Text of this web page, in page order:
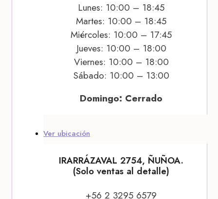
Lunes: 10:00 – 18:45
Martes: 10:00 – 18:45
Miércoles: 10:00 – 17:45
Jueves: 10:00 – 18:00
Viernes: 10:00 – 18:00
Sábado: 10:00 – 13:00
Domingo: Cerrado
Ver ubicación
IRARRÁZAVAL 2754, ÑUÑOA.
(Solo ventas al detalle)
+56 2 3295 6579